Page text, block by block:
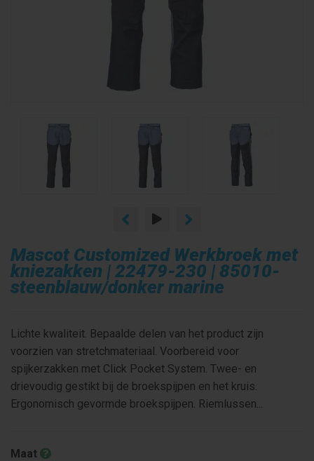
Mascot Customized Werkbroek met
kniezakken | 22479-230 | 85010-
steenblauw/donker marine
Lichte kwaliteit. Bepaalde delen van het product zijn
voorzien van stretchmateriaal. Voorbereid voor
spijkerzakken met Click Pocket System. Twee- en
drievoudig gestikt bij de broekspijpen en het kruis.
Ergonomisch gevormde broekspijpen. Riemlussen...
Maat